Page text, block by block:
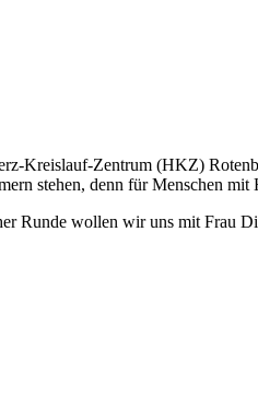
Kreislauf-Zentrum (HKZ)
stehen, denn für Menschen
wollen wir uns mit Frau